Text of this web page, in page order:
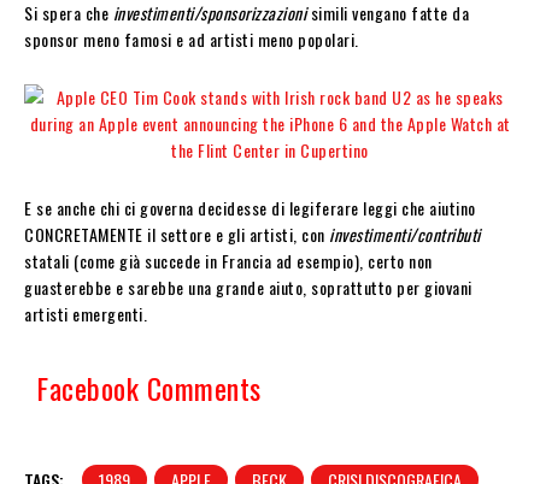
Si spera che investimenti/sponsorizzazionisimili vengano fatte da
sponsor meno famosi e ad artisti meno popolari.
E se anche chi ci governa decidesse di legiferare leggi che aiutino
CONCRETAMENTE il settore e gli artisti, con investimenti/contributi
statali (come già succede in Francia ad esempio), certo non
guasterebbe e sarebbe una grande aiuto, soprattutto per giovani
artisti emergenti.
Facebook Comments